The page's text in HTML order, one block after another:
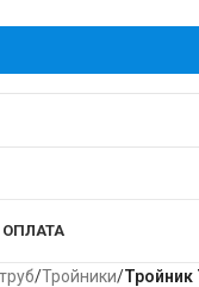
/Тройники/Тройник